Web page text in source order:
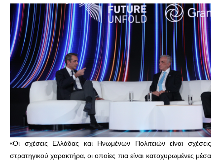
«Οι σχέσεις Ελλάδας και Ηνωμένων Πολιτειών είναι σχέσεις
στρατηγικού χαρακτήρα, οι οποίες πια είναι κατοχυρωμένες μέσα